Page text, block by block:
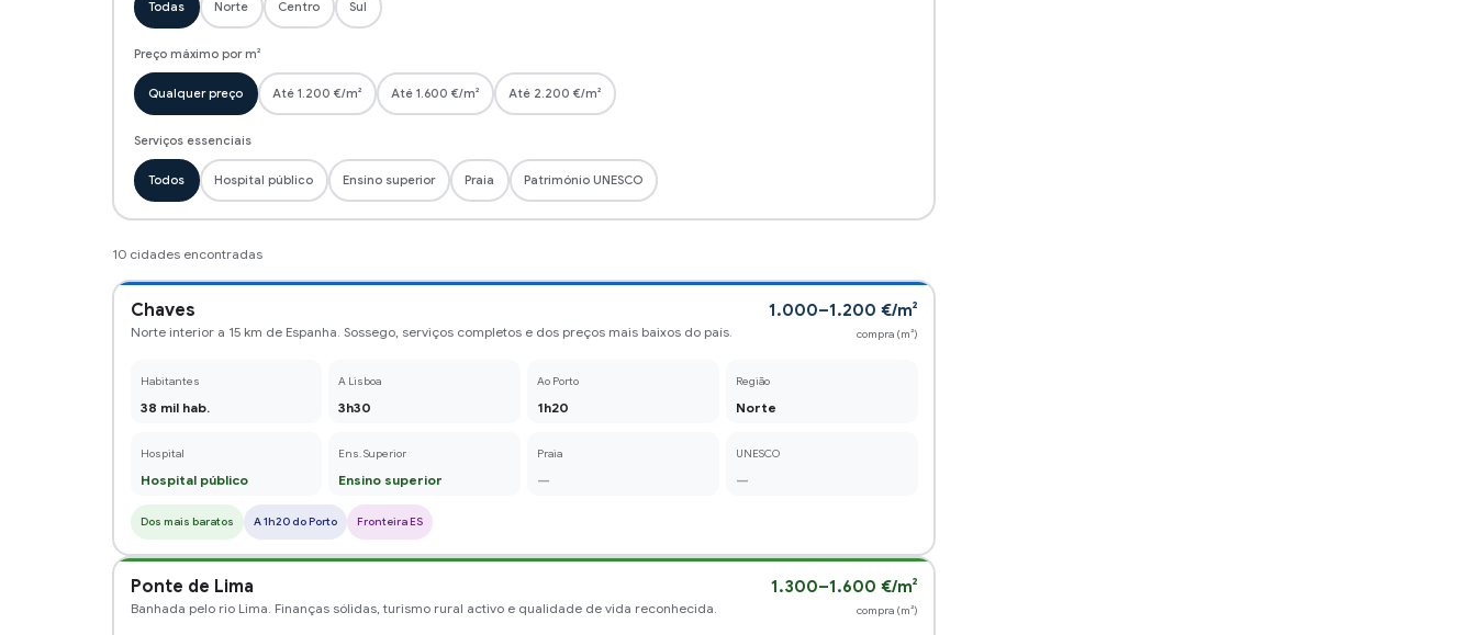
Preço máximo por m²
Qualquer preço
Serviços essenciais
Todos Hospital público
10 cidades encontradas
Norte interior a 15 km de Espanha. Sossego, serviços completos e dos preços mais baixos do país.
Habitantes A Lisboa Ao Porto
Hospital Ens. Superior Praia UNESCO
Dos mais baratos Fronteira ES
Banhada pelo rio Lima. Finanças sólidas, turismo rural activo e qualidade de vida reconhecida.
Habitantes A Lisboa Ao Porto